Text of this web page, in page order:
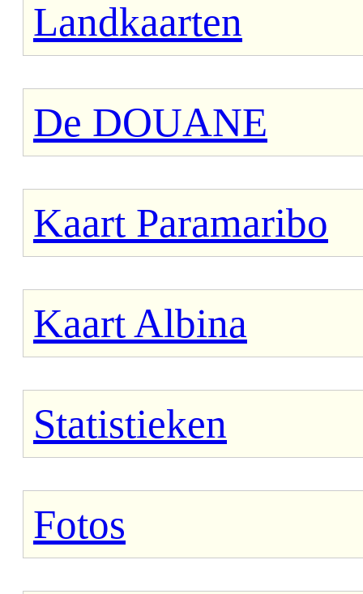
Landkaarten
De DOUANE
Kaart Paramaribo
Kaart Albina
Statistieken
Fotos